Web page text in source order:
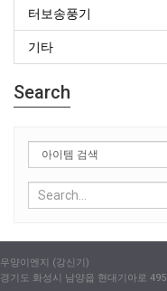
터보송풍기
기타
Search
우양이엔지 (강신기)
경기도 화성시 남양읍 현대기아로 495